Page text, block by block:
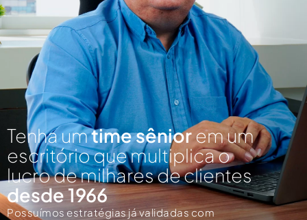
Tenha umtime sêniorem um
escritório que multiplica o
lucro de milhares de clientes
desde 1966
Possuímos estratégias já validadas com